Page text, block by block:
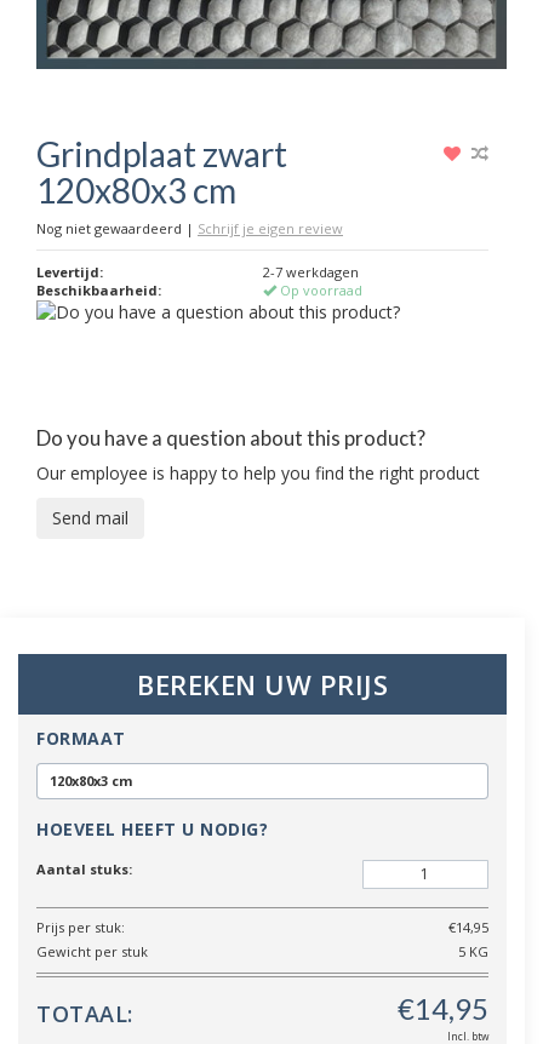
Grindplaat zwart
120x80x3 cm
Nog niet gewaardeerd | Schrijf je eigen review
Levertijd:
2-7 werkdagen
Beschikbaarheid:
Op voorraad
Do you have a question about this product?
Our employee is happy to help you find the right product
Send mail
BEREKEN UW PRIJS
FORMAAT
120x80x3 cm
HOEVEEL HEEFT U NODIG?
Aantal stuks:
Prijs per stuk:
€14,95
Gewicht per stuk
5 KG
TOTAAL:
Incl. btw